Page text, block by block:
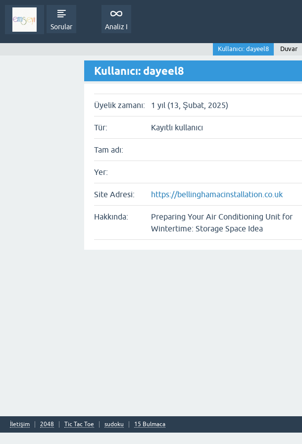
Sorular Analiz I
Kullanıcı: dayeel8 Duvar
Kullanıcı: dayeel8
Üyelik zamanı: 1 yıl (13, Şubat, 2025)
Tür: Kayıtlı kullanıcı
Tam adı:
Yer:
Site Adresi: https://bellinghamacinstallation.co.uk
Hakkında:
Preparing Your Air Conditioning Unit for
Wintertime: Storage Space Idea
İletişim 2048 Tic Tac Toe sudoku 15 Bulmaca